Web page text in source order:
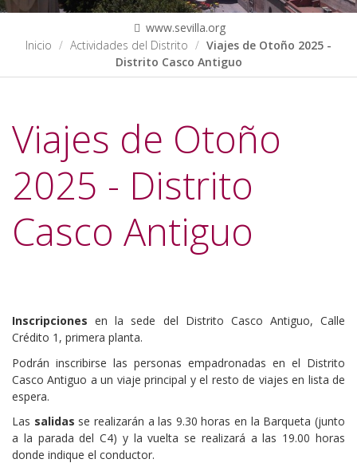
www.sevilla.org
Inicio
Actividades del Distrito
Viajes de Otoño 2025 -
Distrito Casco Antiguo
Viajes de Otoño
2025 - Distrito
Casco Antiguo
antiguo/eventos/viajes-
de-
distrito-
casco-
antiguo
Viajes
de
Otoño
Inscripciones en la sede del Distrito Casco Antiguo, Calle
Crédito 1, primera planta.
Podrán inscribirse las personas empadronadas en el Distrito
Casco Antiguo a un viaje principal y el resto de viajes en lista de
espera.
Las salidas se realizarán a las 9.30 horas en la Barqueta (junto
a la parada del C4) y la vuelta se realizará a las 19.00 horas
donde indique el conductor.